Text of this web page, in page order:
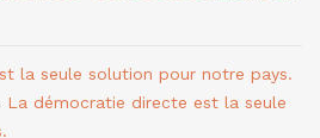
la seule solution pour notre pays.
La démocratie directe est la seule